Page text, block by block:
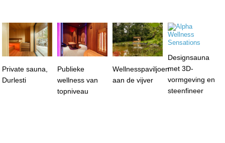
Private sauna,
Durlesti
Publieke
wellness van
topniveau
Wellnesspaviljoen
aan de vijver
Designsauna
met 3D-
vormgeving en
steenfineer